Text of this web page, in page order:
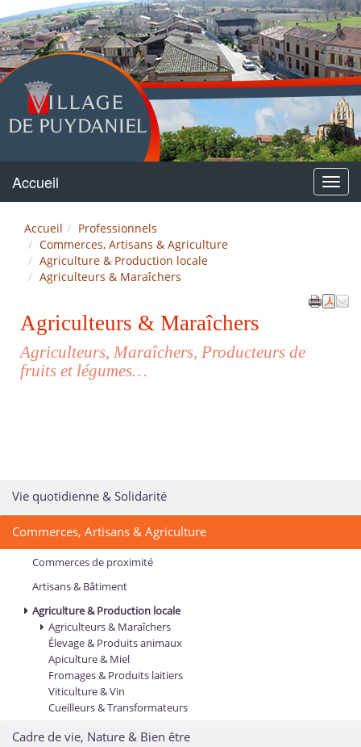
Puydaniel
Menu
Accueil
Accueil
Professionnels
Commerces, Artisans & Agriculture
Agriculture & Production locale
Agriculteurs & Maraîchers
Agriculteurs & Maraîchers
Agriculteurs, Maraîchers, Producteurs de
fruits et légumes…
Vie quotidienne & Solidarité
Commerces, Artisans & Agriculture
Commerces de proximité
Artisans & Bâtiment
Agriculture & Production locale
Agriculteurs & Maraîchers
Élevage & Produits animaux
Apiculture & Miel
Fromages & Produits laitiers
Viticulture & Vin
Cueilleurs & Transformateurs
Cadre de vie, Nature & Bien être